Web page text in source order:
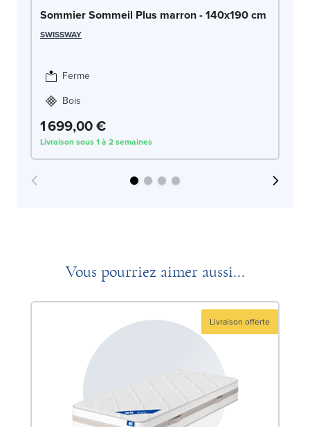
Sommier Sommeil Plus marron - 140x190 cm
SWISSWAY
Ferme
Bois
1 699,00 €
Livraison sous 1 à 2 semaines
Vous pourriez aimer aussi...
Livraison offerte